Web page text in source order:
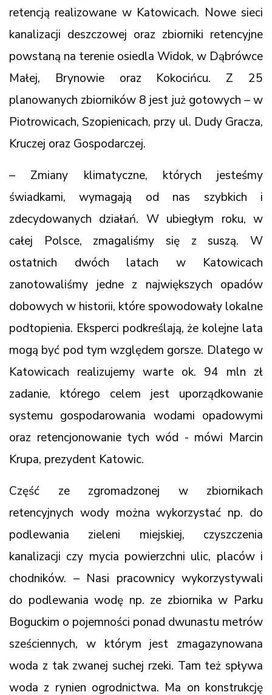
retencją realizowane w Katowicach. Nowe sieci
kanalizacji deszczowej oraz zbiorniki retencyjne
powstaną na terenie osiedla Widok, w Dąbrówce
Małej, Brynowie oraz Kokocińcu. Z 25
planowanych zbiorników 8 jest już gotowych – w
Piotrowicach, Szopienicach, przy ul. Dudy Gracza,
Kruczej oraz Gospodarczej.
– Zmiany klimatyczne, których jesteśmy
świadkami, wymagają od nas szybkich i
zdecydowanych działań. W ubiegłym roku, w
całej Polsce, zmagaliśmy się z suszą. W
ostatnich dwóch latach w Katowicach
zanotowaliśmy jedne z największych opadów
dobowych w historii, które spowodowały lokalne
podtopienia. Eksperci podkreślają, że kolejne lata
mogą być pod tym względem gorsze. Dlatego w
Katowicach realizujemy warte ok. 94 mln zł
zadanie, którego celem jest uporządkowanie
systemu gospodarowania wodami opadowymi
oraz retencjonowanie tych wód - mówi Marcin
Krupa, prezydent Katowic.
Część ze zgromadzonej w zbiornikach
retencyjnych wody można wykorzystać np. do
podlewania zieleni miejskiej, czyszczenia
kanalizacji czy mycia powierzchni ulic, placów i
chodników. – Nasi pracownicy wykorzystywali
do podlewania wodę np. ze zbiornika w Parku
Boguckim o pojemności ponad dwunastu metrów
sześciennych, w którym jest zmagazynowana
woda z tak zwanej suchej rzeki. Tam też spływa
woda z rynien ogrodnictwa. Ma on konstrukcję